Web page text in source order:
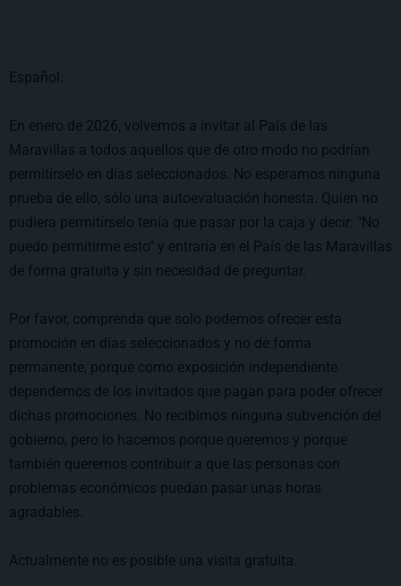
Español:
En enero de 2026, volvemos a invitar al País de las
Maravillas a todos aquellos que de otro modo no podrían
permitírselo en días seleccionados. No esperamos ninguna
prueba de ello, sólo una autoevaluación honesta. Quien no
pudiera permitírselo tenía que pasar por la caja y decir: "No
puedo permitirme esto" y entraría en el País de las Maravillas
de forma gratuita y sin necesidad de preguntar.
Por favor, comprenda que solo podemos ofrecer esta
promoción en días seleccionados y no de forma
permanente, porque como exposición independiente
dependemos de los invitados que pagan para poder ofrecer
dichas promociones. No recibimos ninguna subvención del
gobierno, pero lo hacemos porque queremos y porque
también queremos contribuir a que las personas con
problemas económicos puedan pasar unas horas
agradables.
Actualmente no es posible una visita gratuita.